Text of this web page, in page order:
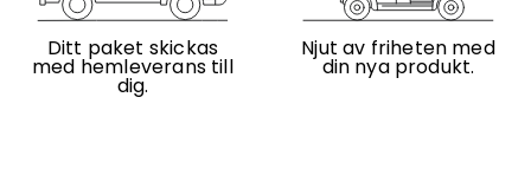
Ditt paket skickas
med hemleverans till
dig.
Njut av friheten med
din nya produkt.